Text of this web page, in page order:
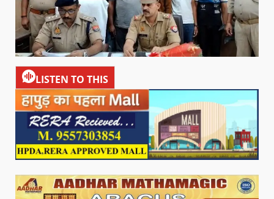
LISTEN TO THIS